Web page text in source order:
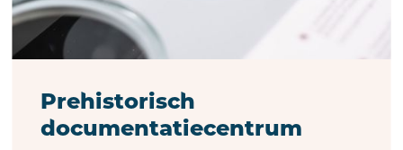
Prehistorisch
documentatiecentrum